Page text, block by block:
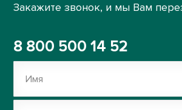
Закажите звонок, и мы Вам
8 800 500 14 52
Имя